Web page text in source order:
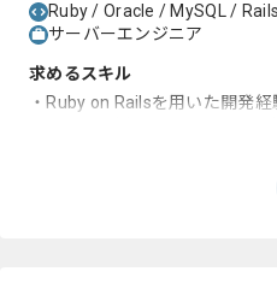
Ruby / Oracle / MySQL /
サーバーエンジニア
求めるスキル
・Ruby on Railsを用いた開発